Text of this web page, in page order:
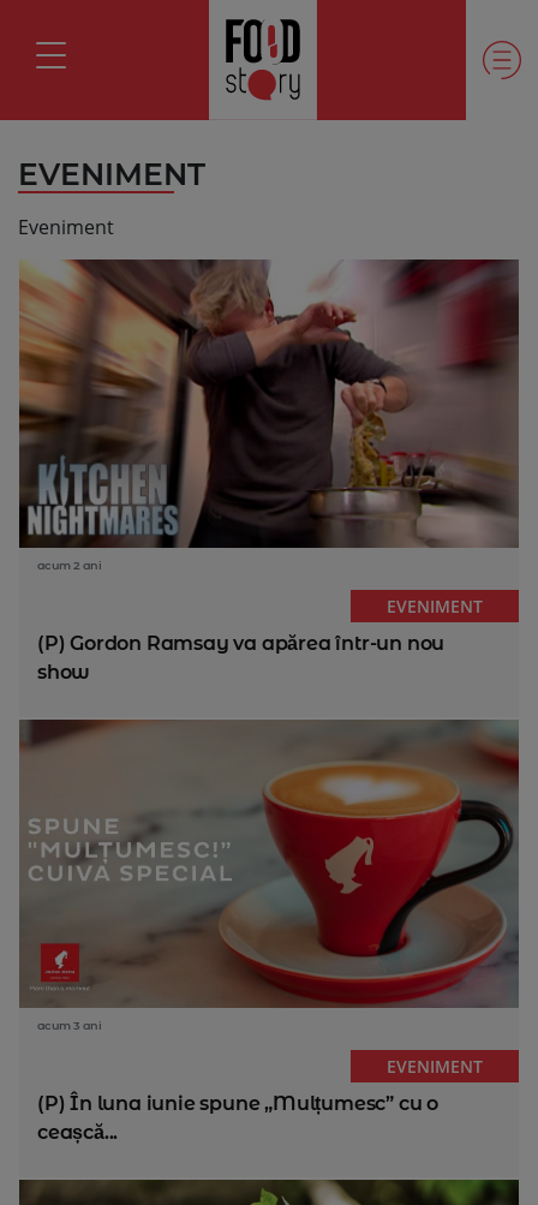
EVENIMENT
Eveniment
acum 2 ani
EVENIMENT
(P) Gordon Ramsay va apărea într-un nou
show
acum 3 ani
EVENIMENT
(P) În luna iunie spune „Mulțumesc” cu o
ceașcă...